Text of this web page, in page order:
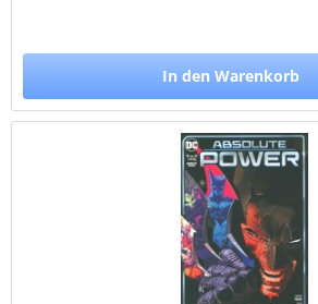
In den Warenkorb